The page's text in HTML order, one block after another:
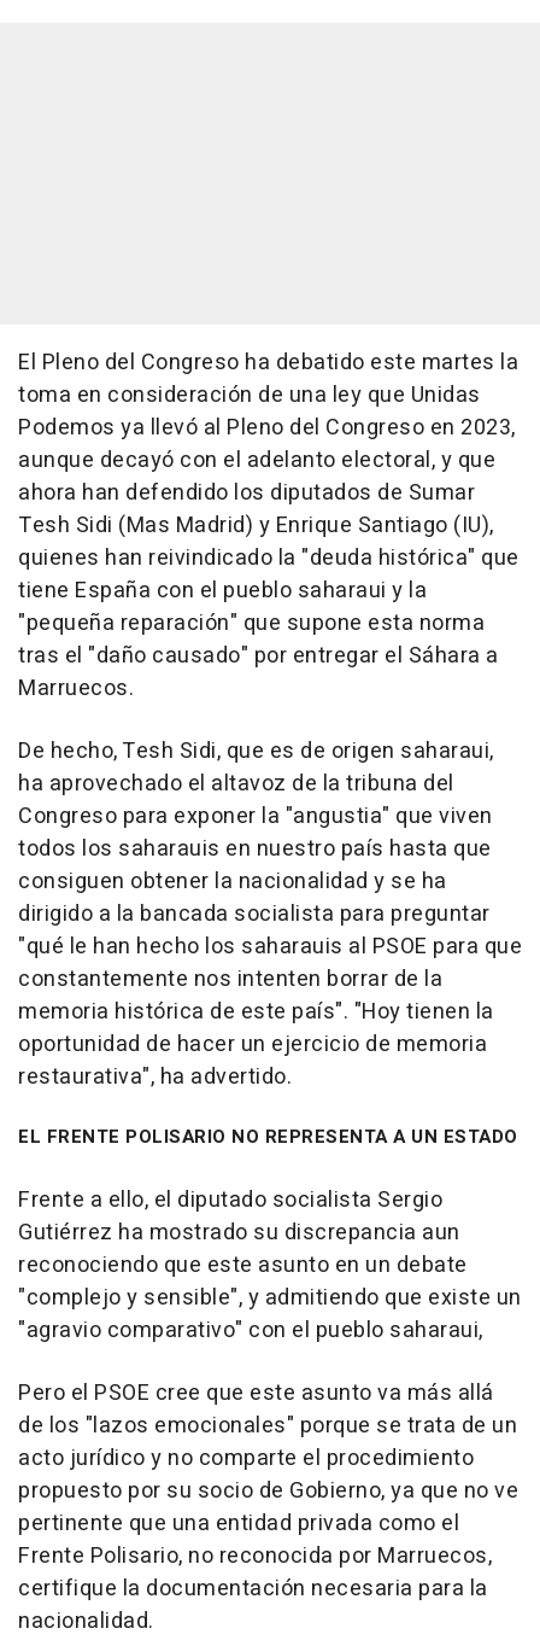
El Pleno del Congreso ha debatido este martes la
toma en consideración de una ley que Unidas
Podemos ya llevó al Pleno del Congreso en 2023,
aunque decayó con el adelanto electoral, y que
ahora han defendido los diputados de Sumar
Tesh Sidi (Mas Madrid) y Enrique Santiago (IU),
quienes han reivindicado la "deuda histórica" que
tiene España con el pueblo saharaui y la
"pequeña reparación" que supone esta norma
tras el "daño causado" por entregar el Sáhara a
Marruecos.
De hecho, Tesh Sidi, que es de origen saharaui,
ha aprovechado el altavoz de la tribuna del
Congreso para exponer la "angustia" que viven
todos los saharauis en nuestro país hasta que
consiguen obtener la nacionalidad y se ha
dirigido a la bancada socialista para preguntar
"qué le han hecho los saharauis al PSOE para que
constantemente nos intenten borrar de la
memoria histórica de este país". "Hoy tienen la
oportunidad de hacer un ejercicio de memoria
restaurativa", ha advertido.
EL FRENTE POLISARIO NO REPRESENTA A UN ESTADO
Frente a ello, el diputado socialista Sergio
Gutiérrez ha mostrado su discrepancia aun
reconociendo que este asunto en un debate
"complejo y sensible", y admitiendo que existe un
"agravio comparativo" con el pueblo saharaui,
Pero el PSOE cree que este asunto va más allá
de los "lazos emocionales" porque se trata de un
acto jurídico y no comparte el procedimiento
propuesto por su socio de Gobierno, ya que no ve
pertinente que una entidad privada como el
Frente Polisario, no reconocida por Marruecos,
certifique la documentación necesaria para la
nacionalidad.